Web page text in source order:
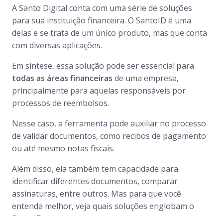
A Santo Digital conta com uma série de soluções
para sua instituição financeira. O SantoID é uma
delas e se trata de um único produto, mas que conta
com diversas aplicações.
Em síntese, essa solução pode ser essencial para
todas as áreas financeiras de uma empresa,
principalmente para aquelas responsáveis por
processos de reembolsos.
Nesse caso, a ferramenta pode auxiliar no processo
de validar documentos, como recibos de pagamento
ou até mesmo notas fiscais.
Além disso, ela também tem capacidade para
identificar diferentes documentos, comparar
assinaturas, entre outros. Mas para que você
entenda melhor, veja quais soluções englobam o